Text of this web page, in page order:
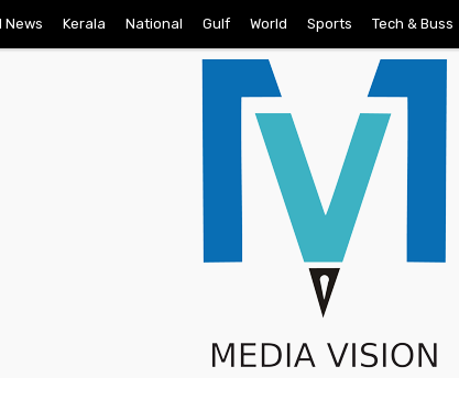
News Kerala National Gulf World Sports Tech & Buss